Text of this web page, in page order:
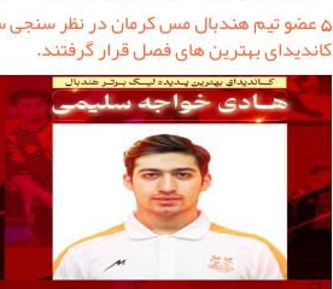
5 عضو تیم هندبال مس کرمان در نظر
کاندیدای بهترین های فصل قرار گرفتند.